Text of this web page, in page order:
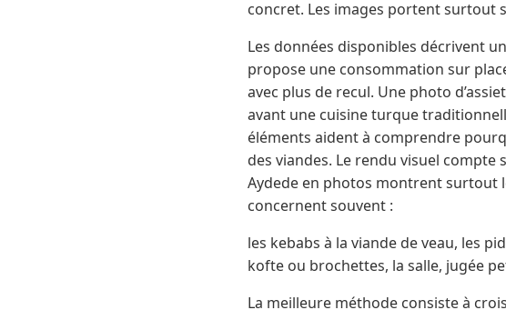
concret. Les images portent surtout
Les données disponibles décrivent
propose une consommation sur
avec plus de recul. Une photo
avant une cuisine turque
éléments aident à comprendre
des viandes. Le rendu visuel compte
Aydede en photos montrent surtout
concernent souvent :
les kebabs à la viande de veau, les
kofte ou brochettes, la salle, jugée
La meilleure méthode consiste à